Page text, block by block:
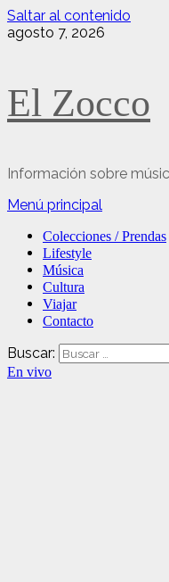
Saltar al contenido
agosto 7, 2026
El Zocco
Información sobre
Menú principal
Colecciones / Prendas
Lifestyle
Música
Cultura
Viajar
Contacto
Buscar:
En vivo